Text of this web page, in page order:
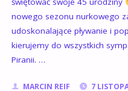
nowego sezonu nurkowego
udoskonalające pływanie i
kierujemy do wszystkich
Piranii. …
MARCIN REIF 7